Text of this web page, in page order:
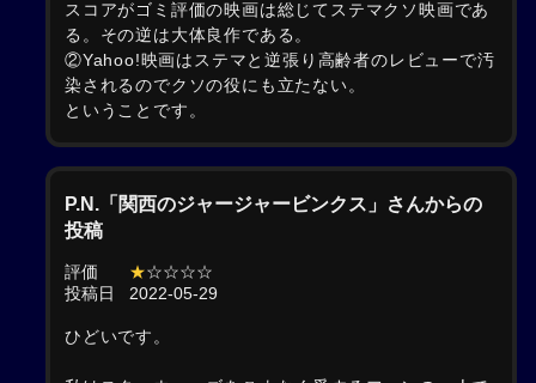
スコアがゴミ評価の映画は総じてステマクソ映画であ
る。その逆は大体良作である。
②Yahoo!映画はステマと逆張り高齢者のレビューで汚
染されるのでクソの役にも立たない。
ということです。
P.N.「関西のジャージャービンクス」さんからの
投稿
評価 ★☆☆☆☆
投稿日
2022-05-29
ひどいです。